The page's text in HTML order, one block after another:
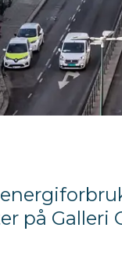
på Galleri